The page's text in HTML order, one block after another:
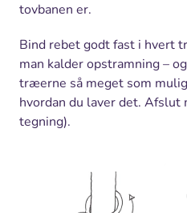
tovbanen er.
Bind rebet godt fast i hvert
man kalder opstramning –
træerne så meget som
hvordan du laver det.
tegning).